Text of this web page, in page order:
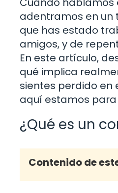
adentramos en un
que has estado
amigos, y de
En este artículo,
qué implica
sientes perdido en
aquí estamos
¿Qué es un
Contenido de